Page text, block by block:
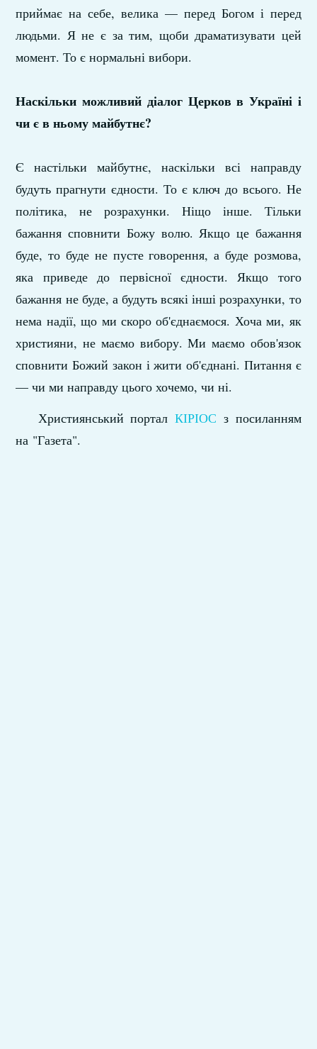
приймає на себе, велика — перед Богом і перед
людьми. Я не є за тим, щоби драматизувати цей
момент. То є нормальні вибори.
Наскільки можливий діалог Церков в Україні і
чи є в ньому майбутнє?
Є настільки майбутнє, наскільки всі направду
будуть прагнути єдности. То є ключ до всього. Не
політика, не розрахунки. Ніщо інше. Тільки
бажання сповнити Божу волю. Якщо це бажання
буде, то буде не пусте говорення, а буде розмова,
яка приведе до первісної єдности. Якщо того
бажання не буде, а будуть всякі інші розрахунки, то
нема надії, що ми скоро об'єднаємося. Хоча ми, як
християни, не маємо вибору. Ми маємо обов'язок
сповнити Божий закон і жити об'єднані. Питання є
— чи ми направду цього хочемо, чи ні.
Християнський порталКІРІОС з посиланням
на "Газета".